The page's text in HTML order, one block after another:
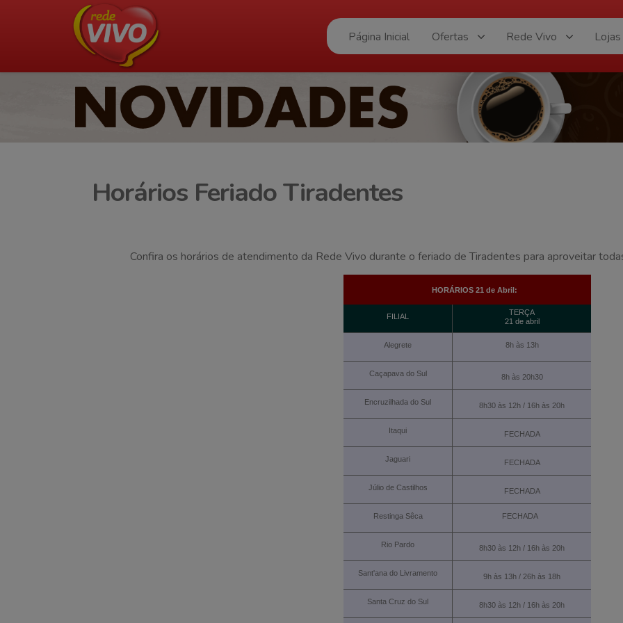
Página Inicial Ofertas Rede Vivo Lojas
Horários Feriado Tiradentes
Confira os horários de atendimento da Rede Vivo durante o feriado de Tiradentes para aproveitar
HORÁRIOS 21 de Abril:
FILIAL
TERÇA
21 de abril
Alegrete 8h às 13h
Caçapava do Sul 8h às 20h30
Encruzilhada do Sul 8h30 às 12h / 16h às 20h
Itaqui FECHADA
Jaguari FECHADA
Júlio de Castilhos FECHADA
Restinga Sêca FECHADA
Rio Pardo 8h30 às 12h / 16h às 20h
Sant'ana do Livramento 9h às 13h / 26h às 18h
Santa Cruz do Sul 8h30 às 12h / 16h às 20h